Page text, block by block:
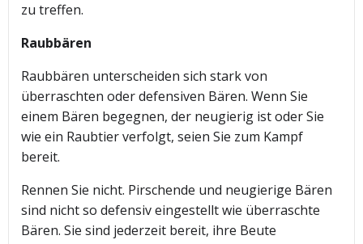
zu treffen.
Raubbären
Raubbären unterscheiden sich stark von
überraschten oder defensiven Bären. Wenn Sie
einem Bären begegnen, der neugierig ist oder Sie
wie ein Raubtier verfolgt, seien Sie zum Kampf
bereit.
Rennen Sie nicht. Pirschende und neugierige Bären
sind nicht so defensiv eingestellt wie überraschte
Bären. Sie sind jederzeit bereit, ihre Beute